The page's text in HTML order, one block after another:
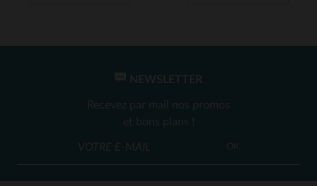
NEWSLETTER
Recevez par mail nos promos
et bons plans !
OK